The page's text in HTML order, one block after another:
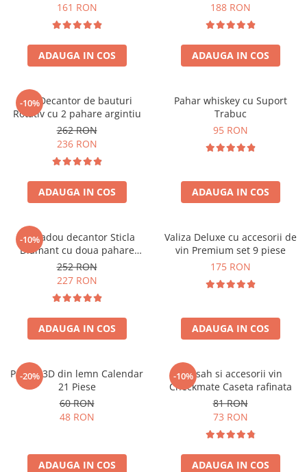
161 RON
ADAUGA IN COS
188 RON
ADAUGA IN COS
-10%
Set Decantor de bauturi
Rotativ cu 2 pahare argintiu
262 RON
236 RON
ADAUGA IN COS
Pahar whiskey cu Suport
Trabuc
95 RON
ADAUGA IN COS
-10%
Set cadou decantor Sticla
Diamant cu doua pahare
Deluxe
252 RON
227 RON
ADAUGA IN COS
Valiza Deluxe cu accesorii de
vin Premium set 9 piese
175 RON
ADAUGA IN COS
-20%
Puzzle 3D din lemn Calendar
21 Piese
60 RON
48 RON
ADAUGA IN COS
-10%
Set sah si accesorii vin
Checkmate Caseta rafinata
81 RON
73 RON
ADAUGA IN COS